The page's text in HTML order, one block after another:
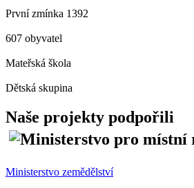
První zmínka 1392
607 obyvatel
Mateřská škola
Dětská skupina
Naše projekty podpořili
Ministerstvo zemědělství